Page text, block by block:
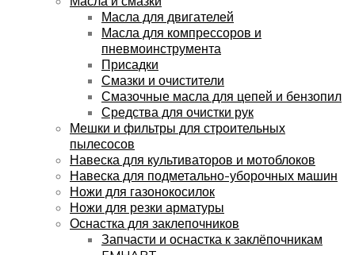
Масла для двигателей
Масла для компрессоров и
пневмоинструмента
Присадки
Смазки и очистители
Смазочные масла для цепей и бензопил
Средства для очистки рук
Мешки и фильтры для строительных
пылесосов
Навеска для культиваторов и мотоблоков
Навеска для подметально-уборочных машин
Ножи для газонокосилок
Ножи для резки арматуры
Оснастка для заклепочников
Запчасти и оснастка к заклёпочникам